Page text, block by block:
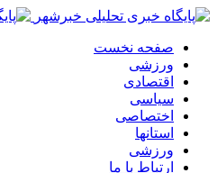
صفحه نخست
ورزشی
اقتصادی
سیاسی
اختصاصی
استانها
ورزشی
ارتباط با ما